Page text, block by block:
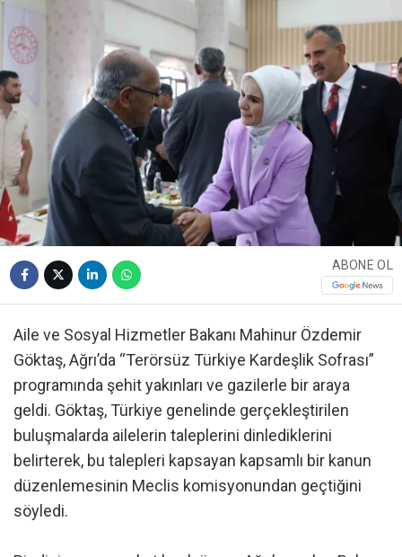
ABONE OL
Aile ve Sosyal Hizmetler Bakanı Mahinur Özdemir
Göktaş, Ağrı’da “Terörsüz Türkiye Kardeşlik Sofrası”
programında şehit yakınları ve gazilerle bir araya
geldi. Göktaş, Türkiye genelinde gerçekleştirilen
buluşmalarda ailelerin taleplerini dinlediklerini
belirterek, bu talepleri kapsayan kapsamlı bir kanun
düzenlemesinin Meclis komisyonundan geçtiğini
söyledi.